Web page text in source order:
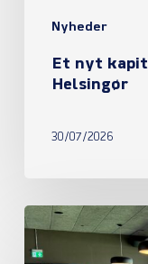
Nyheder
Et nyt
Helsingør
30/07/2026
Referat
fra